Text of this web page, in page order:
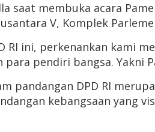
saat membuka acara
V, Komplek
RI ini, perkenankan kami
pendiri bangsa. Yakni
pandangan DPD RI
kebangsaan yang